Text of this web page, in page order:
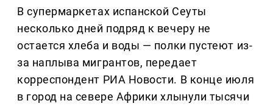
В супермаркетах испанской Сеуты
несколько дней подряд к вечеру не
остается хлеба и воды — полки пустеют из-
за наплыва мигрантов, передает
корреспондент РИА Новости. В конце июля
в город на севере Африки хлынули тысячи